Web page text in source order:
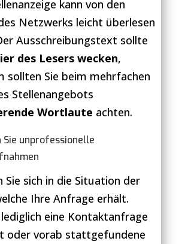
kann von den
Netzwerks leicht überlesen
Ausschreibungstext sollte
des Lesers wecken,
sollten Sie beim mehrfachen
Stellenangebots
Wortlaute achten.
Sie unprofessionelle
Sie sich in die Situation der
Ihre Anfrage erhält.
lediglich eine Kontaktanfrage
oder vorab stattgefundene